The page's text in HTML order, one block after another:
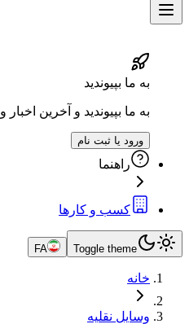
به ما بپیوندید
به ما بپیوندید و آخرین
ورود یا ثبت نام
راهنما
کسب و کارها
Toggle theme
FA
خانه
وسایل نقلیه